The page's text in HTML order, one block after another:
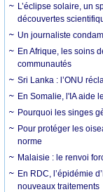
L’éclipse solaire, un
découvertes
Un journaliste
En Afrique, les soins
communautés
Sri Lanka : l’ONU
En Somalie, l'IA aide
Pourquoi les singes
Pour protéger les
norme
Malaisie : le renvoi
En RDC, l’épidémie
nouveaux traitements